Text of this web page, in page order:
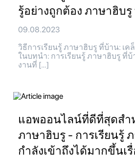
รู้อย่างถูกต้อง ภาษาฮิบ
09.08.2023
วิธีการเรียนรู้ ภาษาฮิบรู ที่บ้าน: เ
ในบทนำ: การเรียนรู้ ภาษาฮิบรู ที่
งานที่ […]
แอพออนไลน์ที่ดีที่สุดสำ
ภาษาฮิบรู - การเรียนรู้
กำลังเข้าถึงได้มากขึ้นเ